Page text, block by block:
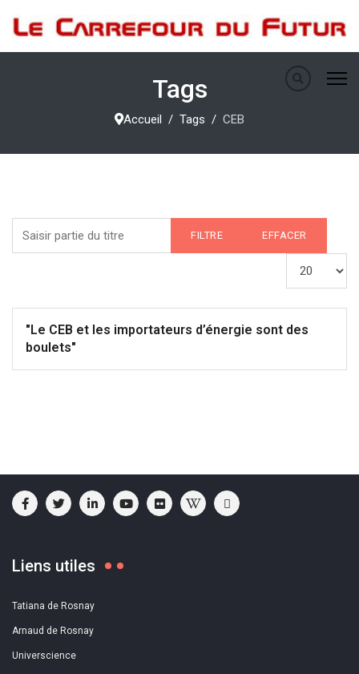
Tags
Accueil Tags CEB
FILTRE EFFACER
"Le CEB et les importateurs d’énergie sont des
boulets"
Liens utiles
Tatiana de Rosnay
Arnaud de Rosnay
Universcience